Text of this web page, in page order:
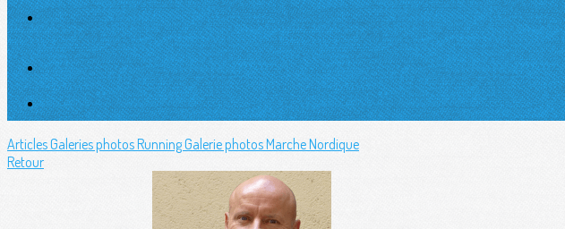
ArticlesGaleries photos RunningGalerie photos Marche Nordique
Retour